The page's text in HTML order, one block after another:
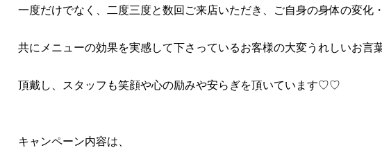
一度だけでなく、二度三度と数回ご来店いただき、ご自身の身体の変化
共にメニューの効果を実感して下さっているお客様の大変うれしいお言
頂戴し、スタッフも笑顔や心の励みや安らぎを頂いています♡♡
キャンペーン内容は、